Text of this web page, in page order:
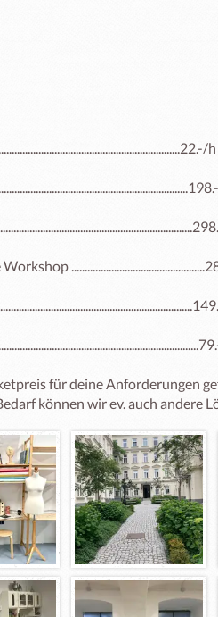
h
für deine Anforderungen
können wir ev. auch andere